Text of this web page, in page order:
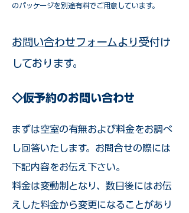
のパッケージを別途有料でご用意しています。​
お問い合わせフォームより 受付け
しております。
◇仮予約のお問い合わせ
まずは空室の有無および料金をお調べ
し回答いたします。お問合せの際には
下記内容をお伝え下さい。
料金は変動制となり、数日後にはお伝
えした料金から変更になることがあり